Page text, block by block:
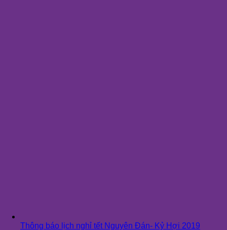
Thông báo lịch nghỉ tết Nguyên Đán- Kỷ Hợi 2019